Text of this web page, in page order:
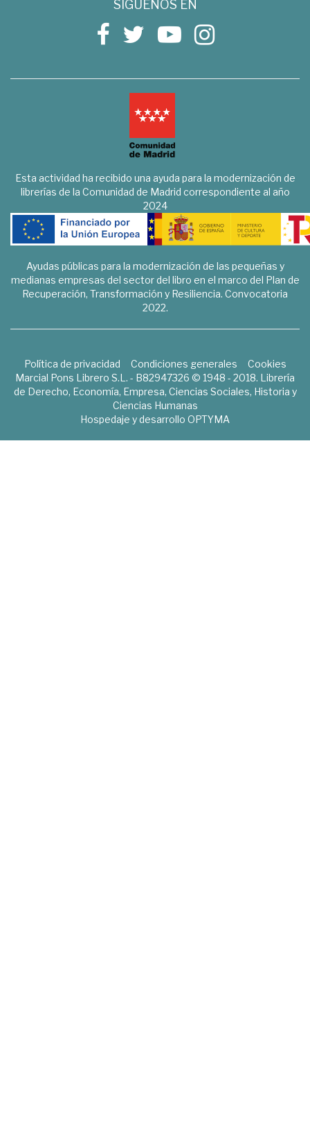
SÍGUENOS EN
Esta actividad ha recibido una ayuda para la modernización de
librerías de la Comunidad de Madrid correspondiente al año
2024
Ayudas públicas para la modernización de las pequeñas y
medianas empresas del sector del libro en el marco del Plan de
Recuperación, Transformación y Resiliencia. Convocatoria
2022.
Política de privacidad Condiciones generales
Cookies
Marcial Pons Librero S.L. - B82947326 © 1948 - 2018. Librería
de Derecho, Economía, Empresa, Ciencias Sociales, Historia y
Ciencias Humanas
Hospedaje y desarrollo OPTYMA